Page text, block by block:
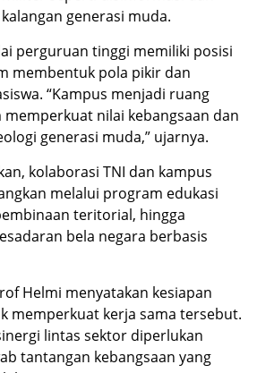
generasi muda.
perguruan tinggi memiliki posisi
membentuk pola pikir dan
“Kampus menjadi ruang
nilai kebangsaan dan
generasi muda,” ujarnya.
kolaborasi TNI dan kampus
melalui program edukasi
teritorial, hingga
bela negara berbasis
Helmi menyatakan kesiapan
memperkuat kerja sama tersebut.
lintas sektor diperlukan
tantangan kebangsaan yang